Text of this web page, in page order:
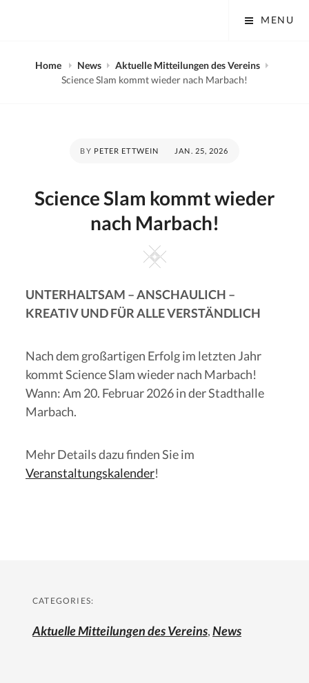
MENU
Home News
Aktuelle Mitteilungen des Vereins
Science Slam kommt wieder nach Marbach!
BY PETER ETTWEIN
POSTED
JAN. 25, 2026
Science Slam kommt wieder
nach Marbach!
Square
UNTERHALTSAM – ANSCHAULICH –
KREATIV UND FÜR ALLE VERSTÄNDLICH
Nach dem großartigen Erfolg im letzten Jahr
kommt Science Slam wieder nach Marbach!
Wann: Am 20. Februar 2026 in der Stadthalle
Marbach.
Mehr Details dazu finden Sie im
Veranstaltungskalender!
CATEGORIES:
Aktuelle Mitteilungen des Vereins,News